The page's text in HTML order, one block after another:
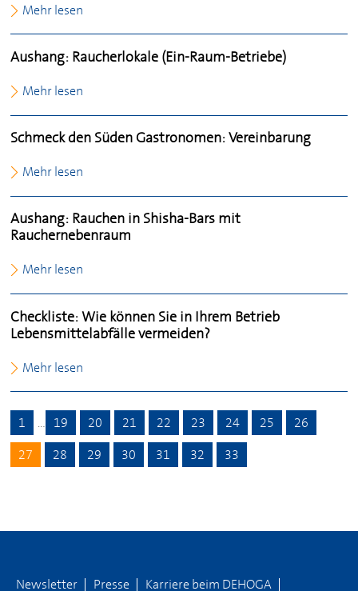
Mehr lesen
Aushang: Raucherlokale (Ein-Raum-Betriebe)
Mehr lesen
Schmeck den Süden Gastronomen: Vereinbarung
Mehr lesen
Aushang: Rauchen in Shisha-Bars mit
Rauchernebenraum
Mehr lesen
Checkliste: Wie können Sie in Ihrem Betrieb
Lebensmittelabfälle vermeiden?
Mehr lesen
1 … 19 20 21 22 23 24 25
26
27
28 29 30 31 32 33
Newsletter Presse Karriere beim DEHOGA